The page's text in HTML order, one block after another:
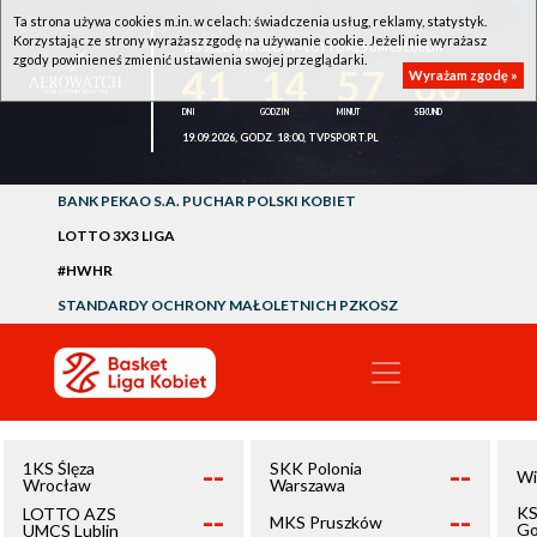
1KS ŚLĘZA WROCŁAW - LOTTO AZS UMCS LUBLIN
00
19.09.2026, GODZ. 18:00, TVPSPORT.PL
BANK PEKAO S.A. PUCHAR POLSKI KOBIET
LOTTO 3X3 LIGA
#HWHR
STANDARDY OCHRONY MAŁOLETNICH PZKOSZ
1KS Ślęza
Wrocław
--
LOTTO AZS
UMCS Lublin
--
SKK Polonia
Warszawa
--
MKS Pruszków --
Ta strona używa cookies m.in. w celach: świadczenia usług, reklamy, statystyk.
Korzystając ze strony wyrażasz zgodę na używanie cookie. Jeżeli nie wyrażasz
zgody powinieneś zmienić ustawienia swojej przeglądarki.
Wyrażam zgodę »